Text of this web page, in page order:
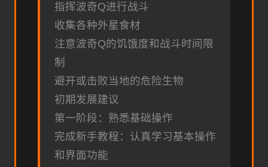
指挥波奇Q进行战斗
收集各种外星食材
注意波奇Q的饥饿度和战斗时间限
制
避开或击败当地的危险生物
初期发展建议
第一阶段：熟悉基础操作
完成新手教程：认真学习基本操作
和界面功能